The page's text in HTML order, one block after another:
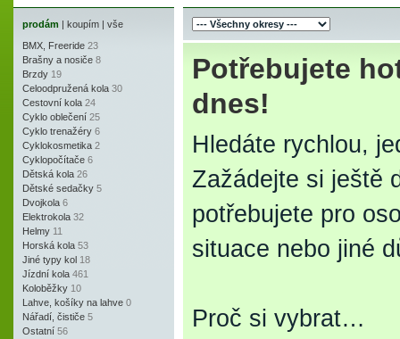
prodám | koupím | vše
BMX, Freeride 23
Brašny a nosiče 8
Brzdy 19
Celoodpružená kola 30
Cestovní kola 24
Cyklo oblečení 25
Cyklo trenažéry 6
Cyklokosmetika 2
Cyklopočítače 6
Dětská kola 26
Dětské sedačky 5
Dvojkola 6
Elektrokola 32
Helmy 11
Horská kola 53
Jiné typy kol 18
Jízdní kola 461
Koloběžky 10
Lahve, košíky na lahve 0
Nářadí, čističe 5
Ostatní 56
Potřebujete
dnes!
Hledáte rychlou,
Zažádejte si ještě
potřebujete pro
situace nebo jiné
Proč si vybrat…